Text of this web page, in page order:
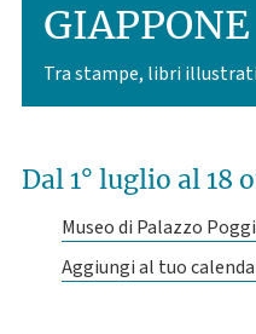
GIAPPONE
Tra stampe, libri
Dal 1° luglio al 18
Museo di Palazzo
Aggiungi al tuo